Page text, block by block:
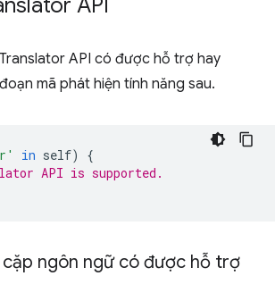
API
API có được hỗ trợ hay
mã phát hiện tính năng sau.
in self)
{
API is supported.
ngôn ngữ có được hỗ trợ